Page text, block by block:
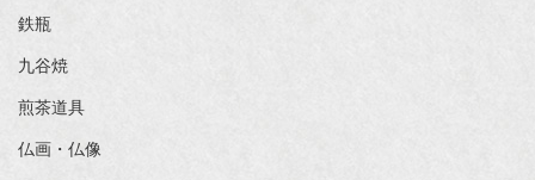
鉄瓶
九谷焼
煎茶道具
仏画・仏像